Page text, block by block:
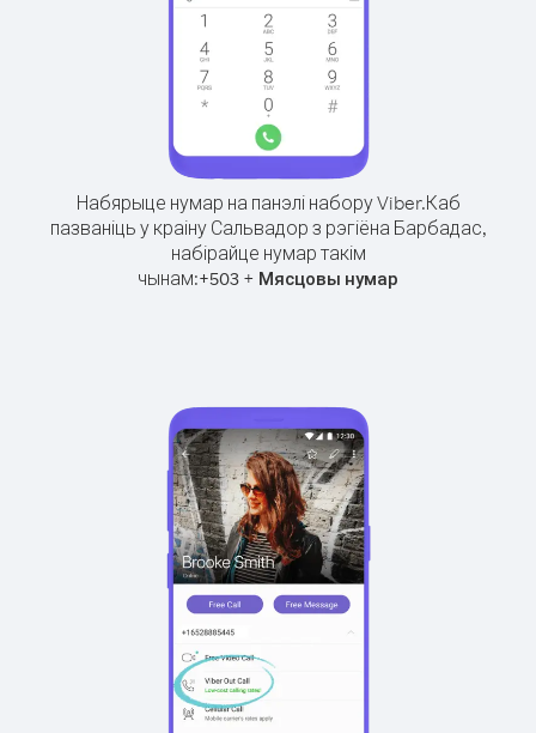
Набярыце нумар на панэлі набору Viber.Каб
пазваніць у краіну Сальвадор з рэгіёна Барбадас,
набірайце нумар такім
чынам:+503 + Мясцовы нумар